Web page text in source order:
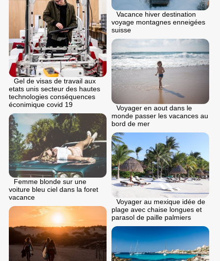
Vacance hiver destination
voyage montagnes enneigées
suisse
Gel de visas de travail aux
etats unis secteur des hautes
technologies conséquences
éconimique covid 19
Voyager en aout dans le
monde passer les vacances au
bord de mer
Femme blonde sur une
voiture bleu ciel dans la foret
vacance
Voyager au mexique idée de
plage avec chaise longues et
parasol de paille palmiers